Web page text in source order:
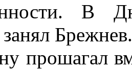
В
Брежнев.
прошагал